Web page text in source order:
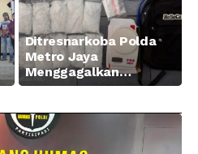
Ditresnarkoba Polda
Metro Jaya
Menggagalkan
Peredaran Sabu 5,3 Kg